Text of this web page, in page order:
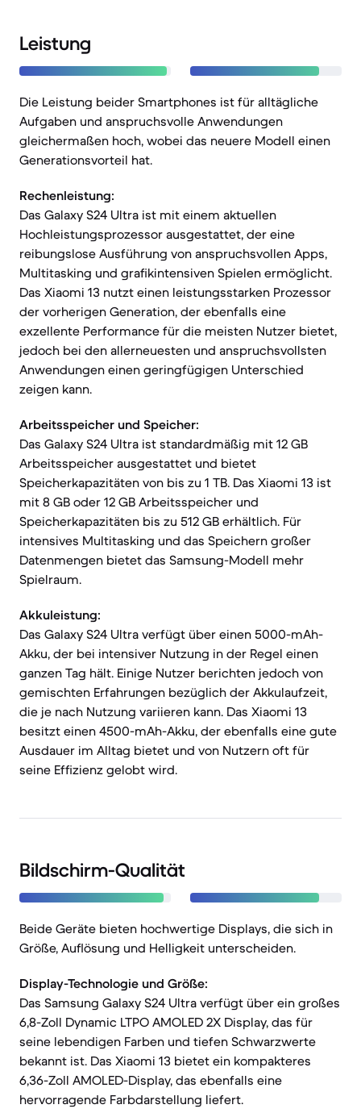
Leistung
Die Leistung beider Smartphones ist für alltägliche
Aufgaben und anspruchsvolle Anwendungen
gleichermaßen hoch, wobei das neuere Modell einen
Generationsvorteil hat.
Rechenleistung:
Das Galaxy S24 Ultra ist mit einem aktuellen
Hochleistungsprozessor ausgestattet, der eine
reibungslose Ausführung von anspruchsvollen Apps,
Multitasking und grafikintensiven Spielen ermöglicht.
Das Xiaomi 13 nutzt einen leistungsstarken Prozessor
der vorherigen Generation, der ebenfalls eine
exzellente Performance für die meisten Nutzer bietet,
jedoch bei den allerneuesten und anspruchsvollsten
Anwendungen einen geringfügigen Unterschied
zeigen kann.
Arbeitsspeicher und Speicher:
Das Galaxy S24 Ultra ist standardmäßig mit 12 GB
Arbeitsspeicher ausgestattet und bietet
Speicherkapazitäten von bis zu 1 TB. Das Xiaomi 13 ist
mit 8 GB oder 12 GB Arbeitsspeicher und
Speicherkapazitäten bis zu 512 GB erhältlich. Für
intensives Multitasking und das Speichern großer
Datenmengen bietet das Samsung-Modell mehr
Spielraum.
Akkuleistung:
Das Galaxy S24 Ultra verfügt über einen 5000-mAh-
Akku, der bei intensiver Nutzung in der Regel einen
ganzen Tag hält. Einige Nutzer berichten jedoch von
gemischten Erfahrungen bezüglich der Akkulaufzeit,
die je nach Nutzung variieren kann. Das Xiaomi 13
besitzt einen 4500-mAh-Akku, der ebenfalls eine gute
Ausdauer im Alltag bietet und von Nutzern oft für
seine Effizienz gelobt wird.
Bildschirm-Qualität
Beide Geräte bieten hochwertige Displays, die sich in
Größe, Auflösung und Helligkeit unterscheiden.
Display-Technologie und Größe:
Das Samsung Galaxy S24 Ultra verfügt über ein großes
6,8-Zoll Dynamic LTPO AMOLED 2X Display, das für
seine lebendigen Farben und tiefen Schwarzwerte
bekannt ist. Das Xiaomi 13 bietet ein kompakteres
6,36-Zoll AMOLED-Display, das ebenfalls eine
hervorragende Farbdarstellung liefert.